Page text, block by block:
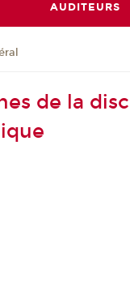
AUDITEURS
de la